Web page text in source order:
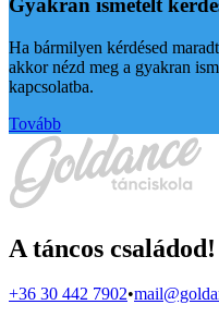
Gyakran ismételt
Ha bármilyen kérdésed
akkor nézd meg a gyakran
kapcsolatba.
Tovább
A táncos családod!
+36 30 442 7902•